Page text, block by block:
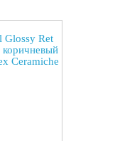
Glossy Ret
коричневый
Ceramiche